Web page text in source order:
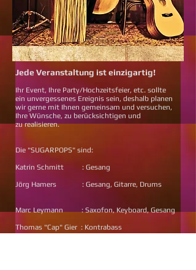
Jede Veranstaltung ist einzigartig!
Ihr Event, Ihre Party/Hochzeitsfeier, etc. sollte
ein unvergessenes Ereignis sein, deshalb planen
wir gerne mit Ihnen gemeinsam und versuchen,
Ihre Wünsche, zu berücksichtigen und
zurealisieren.
Die "SUGARPOPS" sind:
Katrin Schmitt : Gesang
Jörg Hamers : Gesang, Gitarre, Drums
Marc Leymann : Saxofon, Keyboard, Gesang
Thomas "Cap" Gier : Kontrabass